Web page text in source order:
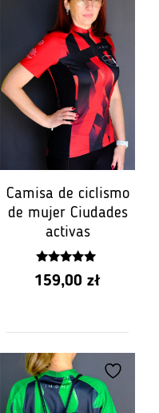
Camisa de ciclismo
de mujer Ciudades
activas
5.00
z 5
159,00 zł